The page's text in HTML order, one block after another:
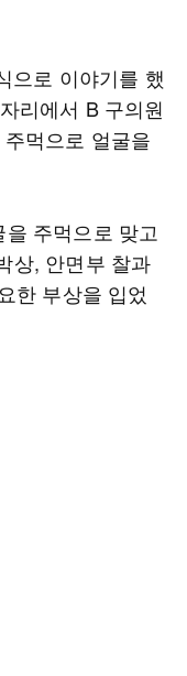
으로 이야기를 했
리에서 B 구의원
먹으로 얼굴을
주먹으로 맞고
상, 안면부 찰과
한 부상을 입었